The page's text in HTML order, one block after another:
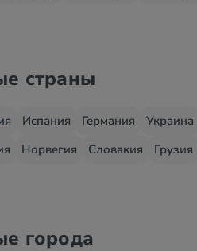
страны
Испания Германия Украина
Норвегия Словакия Грузия
города